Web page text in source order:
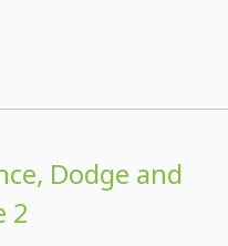
Dodge and
2